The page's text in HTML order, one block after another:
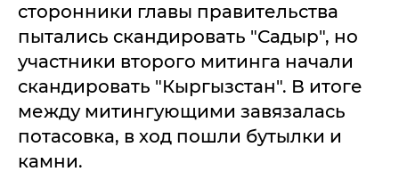
сторонники главы правительства
пытались скандировать "Садыр", но
участники второго митинга начали
скандировать "Кыргызстан". В итоге
между митингующими завязалась
потасовка, в ход пошли бутылки и
камни.